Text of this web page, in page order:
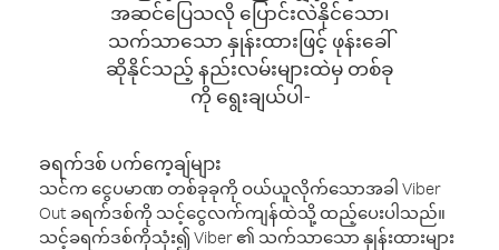
အဆင်ပြေသလို ပြောင်းလဲနိုင်သော၊
သက်သာသော နှုန်းထားဖြင့် ဖုန်းခေါ်
ဆိုနိုင်သည့် နည်းလမ်းများထဲမှ တစ်ခု
ကို ရွေးချယ်ပါ-
ခရက်ဒစ် ပက်ကေ့ချ်များ
သင်က ငွေပမာဏ တစ်ခုခုကို ဝယ်ယူလိုက်သောအခါ Viber
Out ခရက်ဒစ်ကို သင့်ငွေလက်ကျန်ထဲသို့ ထည့်ပေးပါသည်။
သင့်ခရက်ဒစ်ကိုသုံး၍ Viber ၏ သက်သာသော နှုန်းထားများ